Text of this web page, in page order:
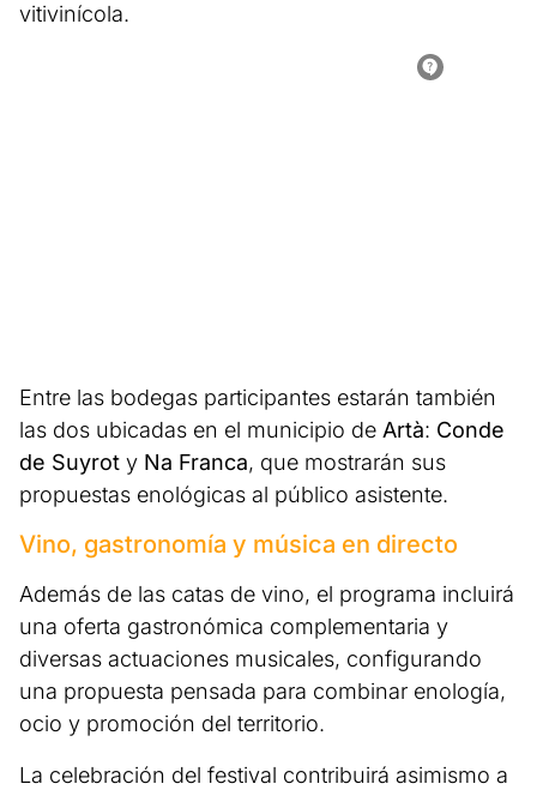
vitivinícola.
Entre las bodegas participantes estarán también
las dos ubicadas en el municipio de Artà: Conde
de Suyrot y Na Franca, que mostrarán sus
propuestas enológicas al público asistente.
Vino, gastronomía y música en directo
Además de las catas de vino, el programa incluirá
una oferta gastronómica complementaria y
diversas actuaciones musicales, configurando
una propuesta pensada para combinar enología,
ocio y promoción del territorio.
La celebración del festival contribuirá asimismo a